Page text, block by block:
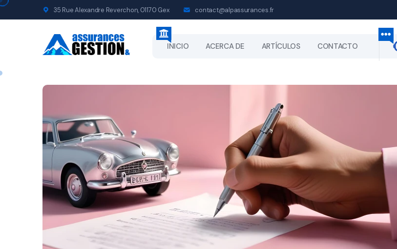
35 Rue Alexandre Reverchon, 01170 Gex contact@alpassurances.fr
INICIO ACERCA DE ARTÍCULOS CONTACTO